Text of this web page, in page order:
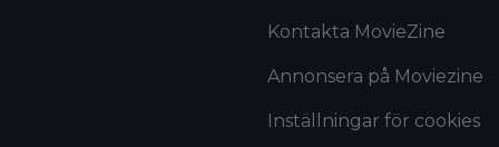
Kontakta MovieZine
Annonsera på Moviezine
Inställningar för cookies